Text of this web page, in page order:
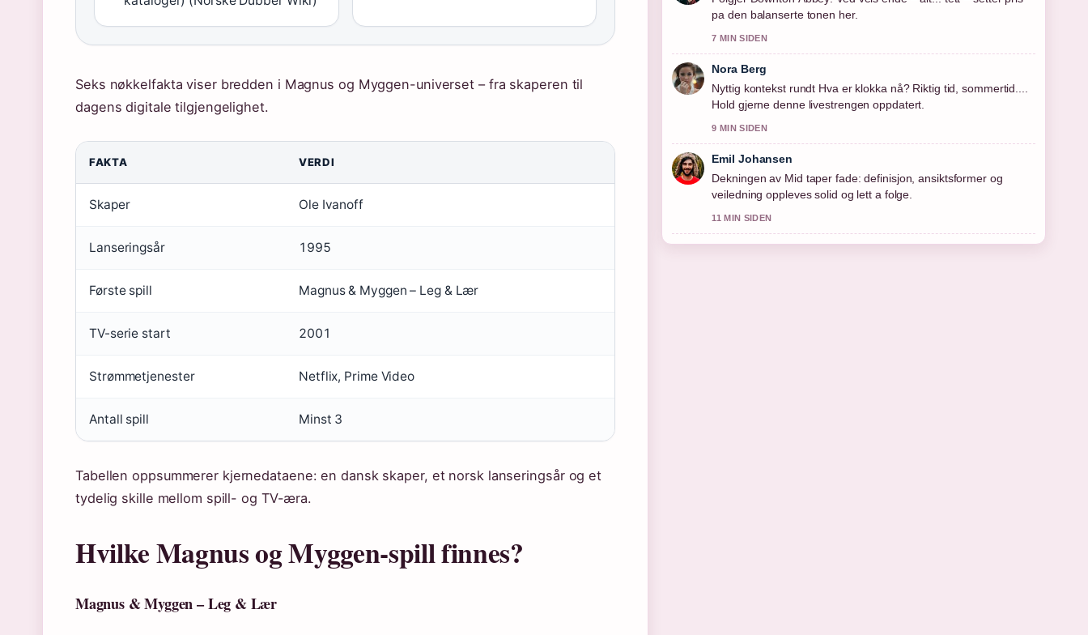
Seks nøkkelfakta viser bredden i Magnus og Myggen-universet – fra skaperen til
dagens digitale tilgjengelighet.
FAKTA VERDI
Skaper Ole Ivanoff
Lanseringsår 1995
Første spill Magnus & Myggen – Leg & Lær
TV-serie start 2001
Strømmetjenester Netflix, Prime Video
Antall spill Minst 3
Tabellen oppsummerer kjernedataene: en dansk skaper, et norsk lanseringsår og et
tydelig skille mellom spill- og TV-æra.
Hvilke Magnus og Myggen-spill finnes?
Magnus & Myggen – Leg & Lær
pa den balanserte tonen her.
7 MIN SIDEN
Nora Berg
Nyttig kontekst rundt Hva er klokka nå? Riktig tid, sommertid....
Hold gjerne denne livestrengen oppdatert.
9 MIN SIDEN
Emil Johansen
Dekningen av Mid taper fade: definisjon, ansiktsformer og
veiledning oppleves solid og lett a folge.
11 MIN SIDEN